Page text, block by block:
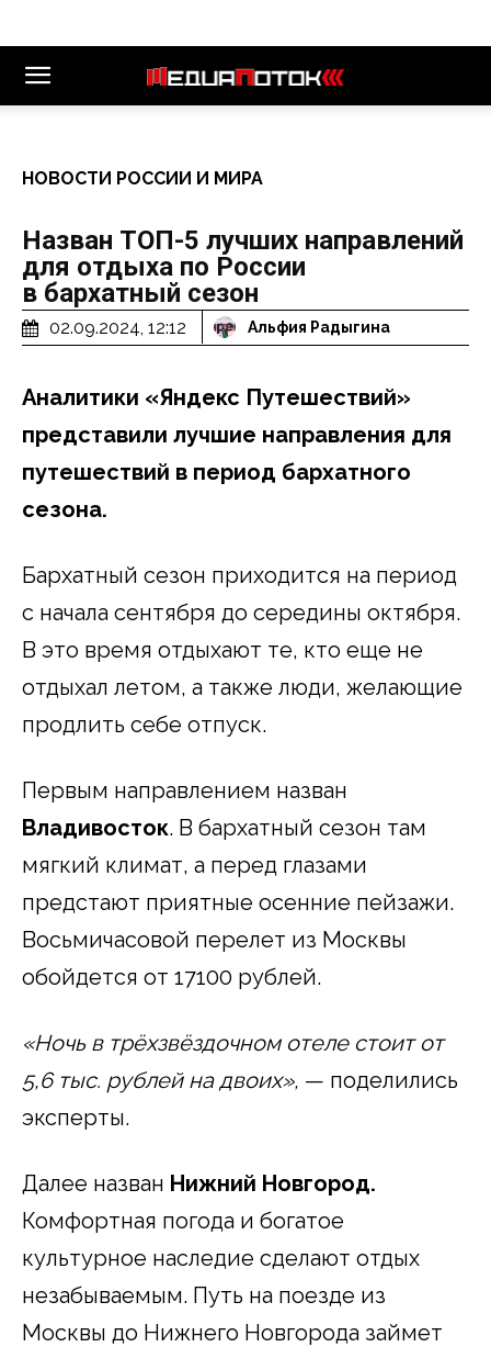
НОВОСТИ РОССИИ И МИРА
Назван ТОП-5 лучших направлений
для отдыха по России
в бархатный сезон
02.09.2024, 12:12 Альфия Радыгина
Аналитики «Яндекс Путешествий»
представили лучшие направления для
путешествий в период бархатного
сезона.
Бархатный сезон приходится на период
с начала сентября до середины октября.
В это время отдыхают те, кто еще не
отдыхал летом, а также люди, желающие
продлить себе отпуск.
Первым направлением назван
Владивосток. В бархатный сезон там
мягкий климат, а перед глазами
предстают приятные осенние пейзажи.
Восьмичасовой перелет из Москвы
обойдется от 17100 рублей.
«Ночь в трёхзвёздочном отеле стоит от
5,6 тыс. рублей на двоих», — поделились
эксперты.
Далее назван Нижний Новгород.
Комфортная погода и богатое
культурное наследие сделают отдых
незабываемым. Путь на поезде из
Москвы до Нижнего Новгорода займет